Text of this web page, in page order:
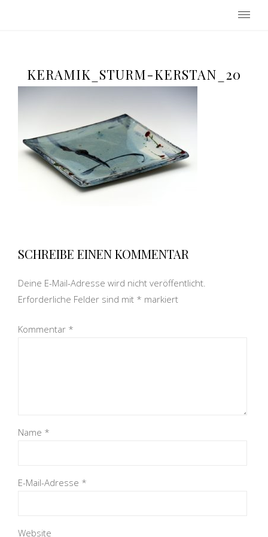
Keramikwerkstatt Beatrix Sturm-
KERAMIK_STURM-KERSTAN_20
SCHREIBE EINEN KOMMENTAR
Deine E-Mail-Adresse wird nicht veröffentlicht.
Erforderliche Felder sind mit * markiert
Kommentar *
Name *
E-Mail-Adresse *
Website